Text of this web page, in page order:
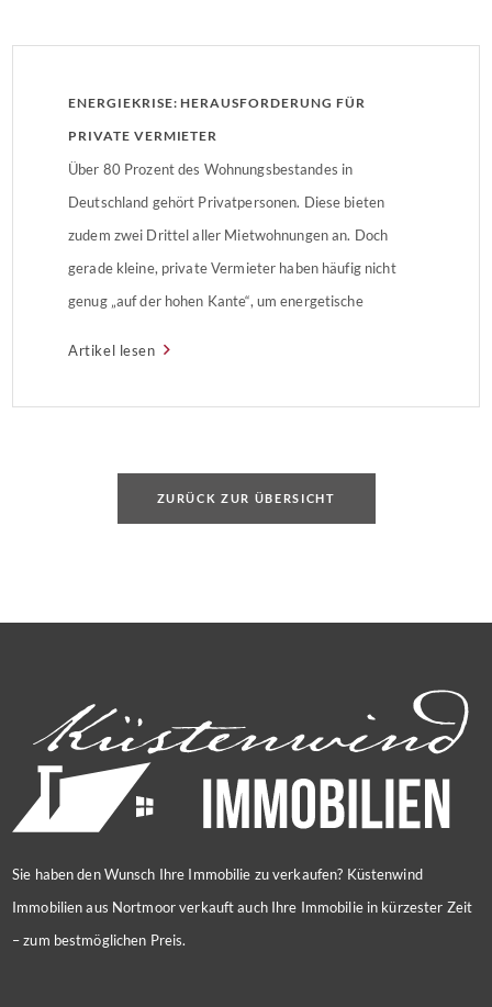
ENERGIEKRISE: HERAUSFORDERUNG FÜR
PRIVATE VERMIETER
Über 80 Prozent des Wohnungsbestandes in
Deutschland gehört Privatpersonen. Diese bieten
zudem zwei Drittel aller Mietwohnungen an. Doch
gerade kleine, private Vermieter haben häufig nicht
genug „auf der hohen Kante“, um energetische
Artikel lesen
ZURÜCK ZUR ÜBERSICHT
Sie haben den Wunsch Ihre Immobilie zu verkaufen? Küstenwind
Immobilien aus Nortmoor verkauft auch Ihre Immobilie in kürzester Zeit
– zum bestmöglichen Preis.